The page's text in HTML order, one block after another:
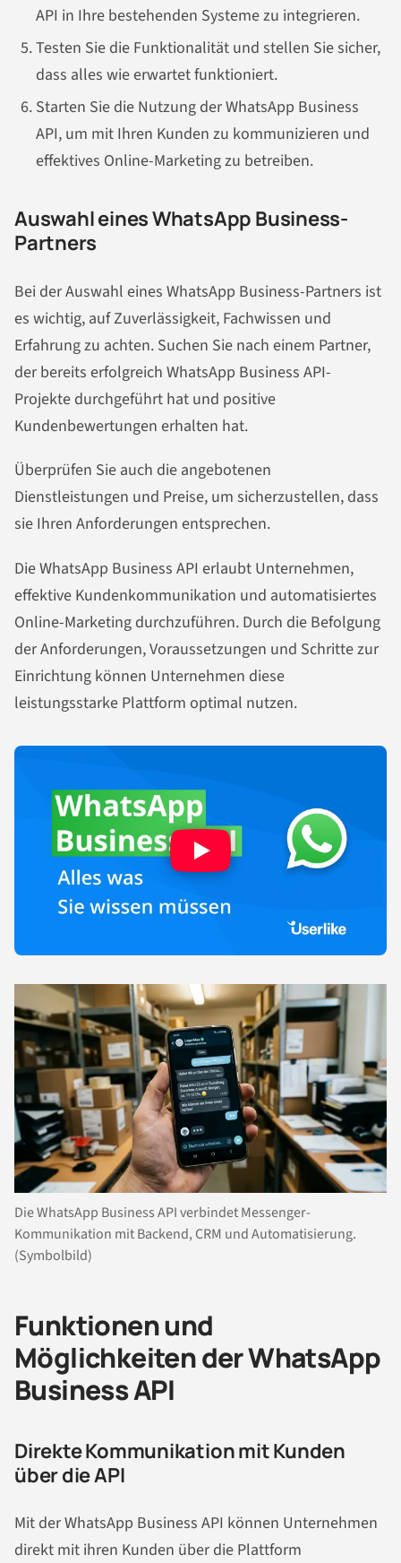
API in Ihre bestehenden Systeme zu integrieren.
Testen Sie die Funktionalität und stellen Sie sicher,
dass alles wie erwartet funktioniert.
Starten Sie die Nutzung der WhatsApp Business
API, um mit Ihren Kunden zu kommunizieren und
effektives Online-Marketing zu betreiben.
Auswahl eines WhatsApp Business-
Partners
Bei der Auswahl eines WhatsApp Business-Partners ist
es wichtig, auf Zuverlässigkeit, Fachwissen und
Erfahrung zu achten. Suchen Sie nach einem Partner,
der bereits erfolgreich WhatsApp Business API-
Projekte durchgeführt hat und positive
Kundenbewertungen erhalten hat.
Überprüfen Sie auch die angebotenen
Dienstleistungen und Preise, um sicherzustellen, dass
sie Ihren Anforderungen entsprechen.
Die WhatsApp Business API erlaubt Unternehmen,
effektive Kundenkommunikation und automatisiertes
Online-Marketing durchzuführen. Durch die Befolgung
der Anforderungen, Voraussetzungen und Schritte zur
Einrichtung können Unternehmen diese
leistungsstarke Plattform optimal nutzen.
Die WhatsApp Business API verbindet Messenger-
Kommunikation mit Backend, CRM und Automatisierung.
(Symbolbild)
Funktionen und
Möglichkeiten der WhatsApp
Business API
Direkte Kommunikation mit Kunden
über die API
Mit der WhatsApp Business API können Unternehmen
direkt mit ihren Kunden über die Plattform